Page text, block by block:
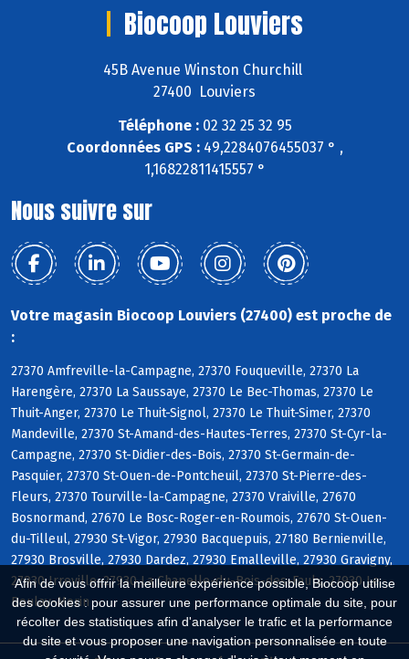
Afin de vous offrir la meilleure expérience possible, Biocoop utilise
des cookies : pour assurer une performance optimale du site, pour
récolter des statistiques afin d'analyser le trafic et la performance
du site et vous proposer une navigation personnalisée en toute
Biocoop Louviers
45B Avenue Winston Churchill
27400 Louviers
Téléphone :02 32 25 32 95
Coordonnées GPS :49,2284076455037 ° ,
1,16822811415557 °
Nous suivre sur
Votre magasin Biocoop Louviers (27400) est proche de
:
27370 Amfreville-la-Campagne, 27370 Fouqueville, 27370 La
Harengère, 27370 La Saussaye, 27370 Le Bec-Thomas, 27370 Le
Thuit-Anger, 27370 Le Thuit-Signol, 27370 Le Thuit-Simer, 27370
Mandeville, 27370 St-Amand-des-Hautes-Terres, 27370 St-Cyr-la-
Campagne, 27370 St-Didier-des-Bois, 27370 St-Germain-de-
Pasquier, 27370 St-Ouen-de-Pontcheuil, 27370 St-Pierre-des-
Fleurs, 27370 Tourville-la-Campagne, 27370 Vraiville, 27670
Bosnormand, 27670 Le Bosc-Roger-en-Roumois, 27670 St-Ouen-
du-Tilleul, 27930 St-Vigor, 27930 Bacquepuis, 27180 Bernienville,
27930 Brosville, 27930 Dardez, 27930 Emalleville, 27930 Gravigny,
27930 Irreville, 27930 La Chapelle-du-Bois-des-Faulx, 27930 Le
Boulay-Morin